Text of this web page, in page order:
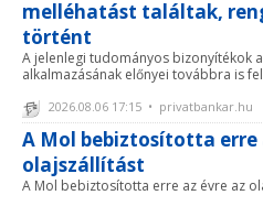
melléhatást találtak,
történt
A jelenlegi tudományos bizonyítékok
alkalmazásának előnyei továbbra is
2026.08.06 17:15 • privatbankar.hu
A Mol bebiztosította erre
olajszállítást
A Mol bebiztosította erre az évre az